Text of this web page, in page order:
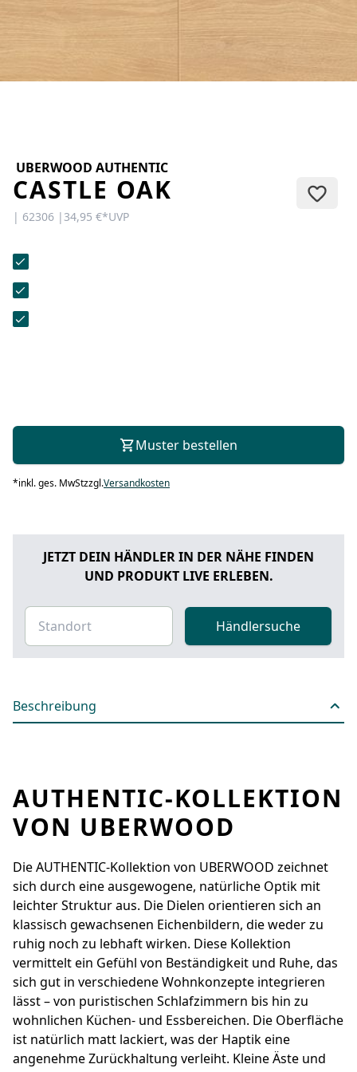
KONTAKT
Unser Team ist für Sie da –
unser Kontaktformular.
UBERWOOD AUTHENTIC
CASTLE OAK
| 62306 |34,95 €*UVP
Muster bestellen
*inkl. ges. MwStzzgl.Versandkosten
JETZT DEIN HÄNDLER IN DER NÄHE FINDEN
UND PRODUKT LIVE ERLEBEN.
Händlersuche
Beschreibung
AUTHENTIC-KOLLEKTION
VON UBERWOOD
Die AUTHENTIC-Kollektion von UBERWOOD zeichnet
sich durch eine ausgewogene, natürliche Optik mit
leichter Struktur aus. Die Dielen orientieren sich an
klassisch gewachsenen Eichenbildern, die weder zu
ruhig noch zu lebhaft wirken. Diese Kollektion
vermittelt ein Gefühl von Beständigkeit und Ruhe, das
sich gut in verschiedene Wohnkonzepte integrieren
lässt – von puristischen Schlafzimmern bis hin zu
wohnlichen Küchen- und Essbereichen. Die Oberfläche
ist natürlich matt lackiert, was der Haptik eine
angenehme Zurückhaltung verleiht. Kleine Äste und